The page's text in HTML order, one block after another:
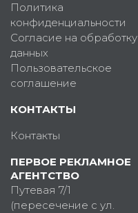
Политика
конфиденциальности
Согласие на обработку
данных
Пользовательское
соглашение
КОНТАКТЫ
Контакты
ПЕРВОЕ РЕКЛАМНОЕ
АГЕНТСТВО
Путевая 7/1
(пересечение с ул.